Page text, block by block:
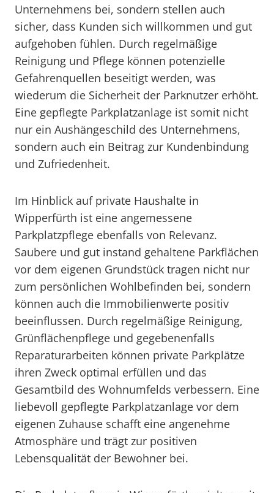
Unternehmens bei, sondern stellen auch
sicher, dass Kunden sich willkommen und gut
aufgehoben fühlen. Durch regelmäßige
Reinigung und Pflege können potenzielle
Gefahrenquellen beseitigt werden, was
wiederum die Sicherheit der Parknutzer erhöht.
Eine gepflegte Parkplatzanlage ist somit nicht
nur ein Aushängeschild des Unternehmens,
sondern auch ein Beitrag zur Kundenbindung
und Zufriedenheit.
Im Hinblick auf private Haushalte in
Wipperfürth ist eine angemessene
Parkplatzpflege ebenfalls von Relevanz.
Saubere und gut instand gehaltene Parkflächen
vor dem eigenen Grundstück tragen nicht nur
zum persönlichen Wohlbefinden bei, sondern
können auch die Immobilienwerte positiv
beeinflussen. Durch regelmäßige Reinigung,
Grünflächenpflege und gegebenenfalls
Reparaturarbeiten können private Parkplätze
ihren Zweck optimal erfüllen und das
Gesamtbild des Wohnumfelds verbessern. Eine
liebevoll gepflegte Parkplatzanlage vor dem
eigenen Zuhause schafft eine angenehme
Atmosphäre und trägt zur positiven
Lebensqualität der Bewohner bei.